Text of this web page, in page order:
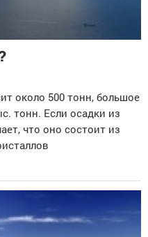
около 500 тонн, большое
тонн. Если осадки из
что оно состоит из